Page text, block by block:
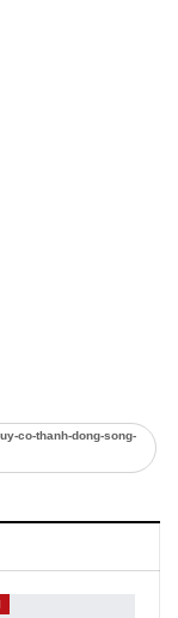
co-thanh-dong-song-